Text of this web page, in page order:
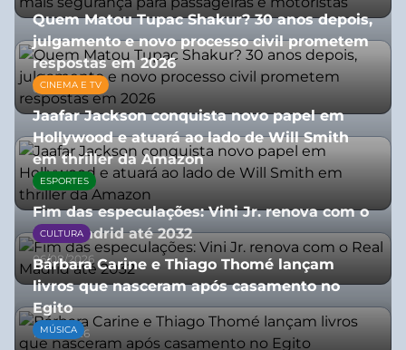
Quem Matou Tupac Shakur? 30 anos depois,
julgamento e novo processo civil prometem
respostas em 2026
05/08/2026
CINEMA E TV
Jaafar Jackson conquista novo papel em
Hollywood e atuará ao lado de Will Smith
em thriller da Amazon
06/08/2026
ESPORTES
Fim das especulações: Vini Jr. renova com o
Real Madrid até 2032
06/08/2026
CULTURA
Bárbara Carine e Thiago Thomé lançam
livros que nasceram após casamento no
Egito
10/07/2026
MÚSICA